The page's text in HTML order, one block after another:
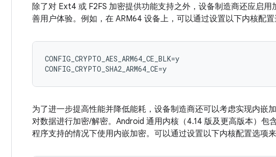
除了对 Ext4 或 F2FS 加密提供功能支持之外，设备制造商还应启
善用户体验。例如，在 ARM64 设备上，可以通过设置以下内核配
CONFIG_CRYPTO_AES_ARM64_CE_BLK=y
为了进一步提高性能并降低能耗，设备制造商还可以考虑实现内嵌
对数据进行加密/解密。 Android 通用内核（4.14 版及更高版本）包
程序支持的情况下使用内嵌加密。可以通过设置以下内核配置选项